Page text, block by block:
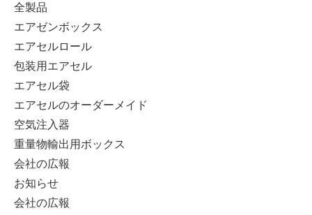
全製品
エアゼンボックス
エアセルロール
包装用エアセル
エアセル袋
エアセルのオーダーメイド
空気注入器
重量物輸出用ボックス
会社の広報
お知らせ
会社の広報